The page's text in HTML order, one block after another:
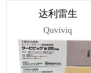
达利雷生
Quviviq